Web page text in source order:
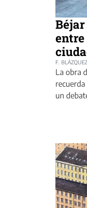
entre
F. BLÁZQUEZ
La obra
un